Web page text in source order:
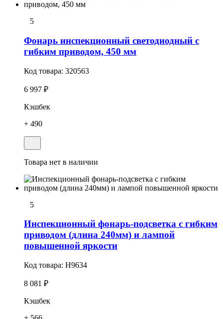
5
Фонарь инспекционный светодиодный с
гибким приводом, 450 мм
Код товара: 320563
6 997 ₽
Кэшбек
+ 490
Товара нет в наличии
5
Инспекционный фонарь-подсветка с гибким
приводом (длина 240мм) и лампой
повышенной яркости
Код товара: H9634
8 081 ₽
Кэшбек